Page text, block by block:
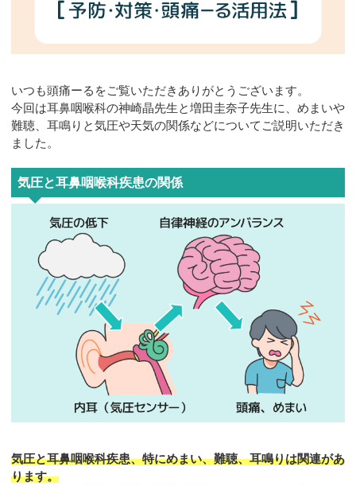
いつも頭痛ーるをご覧いただきありがとうございます。
今回は耳鼻咽喉科の神崎晶先生と増田圭奈子先生に、めまいや
難聴、耳鳴りと気圧や天気の関係などについてご説明いただき
ました。
気圧と耳鼻咽喉科疾患の関係
気圧と耳鼻咽喉科疾患、特にめまい、難聴、耳鳴りは関連があ
ります。